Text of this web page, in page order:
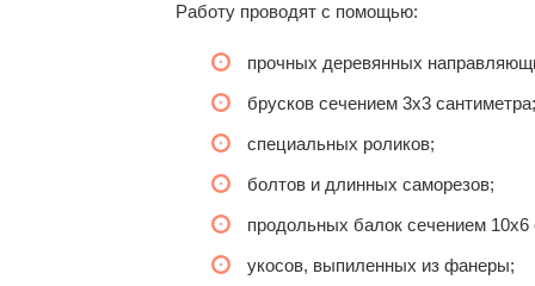
Работу проводят с помощью:
прочных деревянных
брусков сечением 3х3 сантиметра;
специальных роликов;
болтов и длинных саморезов;
продольных балок сечением 10х6
укосов, выпиленных из фанеры;